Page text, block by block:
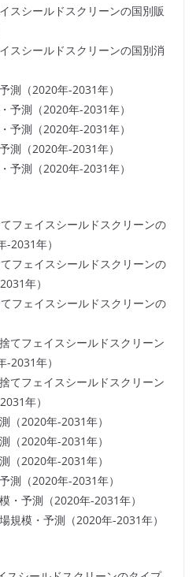
スシールドスクリーンの国別販
スシールドスクリーンの国別消
測（2020年-2031年）
予測（2020年-2031年）
予測（2020年-2031年）
測（2020年-2031年）
予測（2020年-2031年）
フェイスシールドスクリーンの
2031年）
フェイスシールドスクリーンの
年）
フェイスシールドスクリーンの
てフェイスシールドスクリーン
2031年）
てフェイスシールドスクリーン
年）
（2020年-2031年）
（2020年-2031年）
（2020年-2031年）
測（2020年-2031年）
・予測（2020年-2031年）
規模・予測（2020年-2031年）